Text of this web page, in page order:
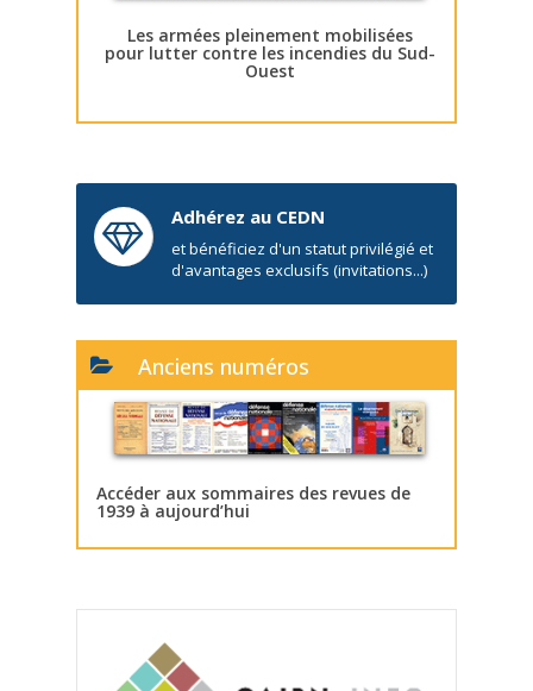
Les armées pleinement mobilisées
pour lutter contre les incendies du Sud-
Ouest
Adhérez au CEDN
et bénéficiez d'un statut privilégié et
d'avantages exclusifs (invitations...)
Anciens numéros
Accéder aux sommaires des revues de
1939 à aujourd’hui